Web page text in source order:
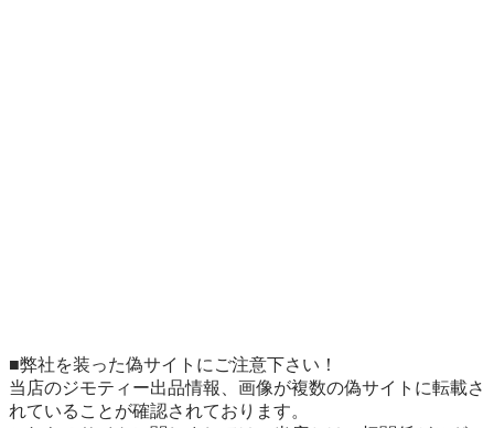
■弊社を装った偽サイトにご注意下さい！
当店のジモティー出品情報、画像が複数の偽サイトに転載さ
れていることが確認されております。